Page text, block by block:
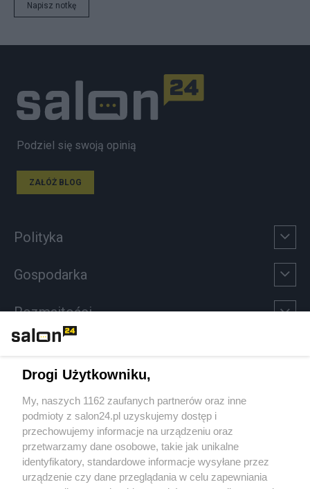
Napisz notkę
Podziel się swoją opinią
ZAŁÓŻ BLOG
Polityka
Gospodarka
Rozmaitości
Sport
Społeczeństwo
Kultura
Drogi Użytkowniku,
My, naszych 1162 zaufanych partnerów oraz inne
podmioty z salon24.pl uzyskujemy dostęp i
przechowujemy informacje na urządzeniu oraz
przetwarzamy dane osobowe, takie jak unikalne
identyfikatory, standardowe informacje wysyłane przez
urządzenie czy dane przeglądania w celu zapewniania